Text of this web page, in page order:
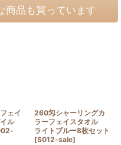
商品も買っています
ェイ
イル
260匁シャーリングカ
ラーフェイスタオル
ライトブルー8枚セット
[S012-sale]